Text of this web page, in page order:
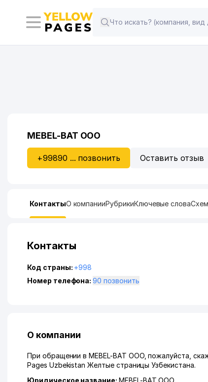
MEBEL-BAT ООО
+99890 ... позвонить Оставить отзыв
КонтактыО компанииРубрикиКлючевые слова
Контакты
Код страны: +998
Номер телефона:
90 позвонить
О компании
При обращении в MEBEL-BAT ООО, пожалуйста,
Pages Uzbekistan Желтые страницы Узбекистана.
Юридическое название: MEBEL-BAT ООО